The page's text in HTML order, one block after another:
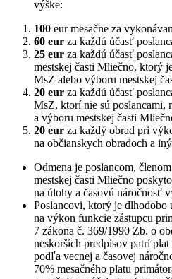
výške:
100 eur mesačne za
60 eur za každú účasť
25 eur za každú účasť
mestskej časti Mliečno, ktorý
MsZ alebo výboru mestskej
20 eur za každú účasť
MsZ, ktorí nie sú poslancami,
a výboru mestskej časti
20 eur za každý obrad pri
na občianskych obradoch a
Odmena je poslancom,
mestskej časti Mliečno
na úlohy a časovú náročnosť
Poslancovi, ktorý je dlhodobo
na výkon funkcie zástupcu
7 zákona č. 369/1990 Zb. o
neskorších predpisov patrí
podľa vecnej a časovej
70% mesačného platu